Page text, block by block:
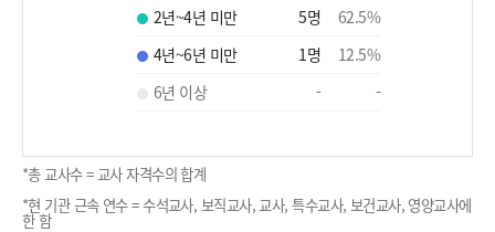
2년~4년 미만
5명 62.5%
4년~6년 미만
1명 12.5%
6년 이상
- -
*총 교사수 = 교사 자격수의 합계
*현 기관 근속 연수 = 수석교사, 보직교사, 교사, 특수교사, 보건교사, 영양교사에
한 함